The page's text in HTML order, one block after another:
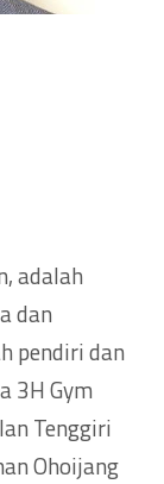
adalah
dan
pendiri dan
3H Gym
Tenggiri
Ohoijang